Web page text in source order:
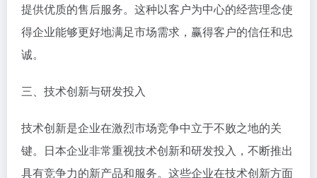
提供优质的售后服务。这种以客户为中心的经营理念使
得企业能够更好地满足市场需求，赢得客户的信任和忠
诚。
三、技术创新与研发投入
技术创新是企业在激烈市场竞争中立于不败之地的关
键。日本企业非常重视技术创新和研发投入，不断推出
具有竞争力的新产品和服务。这些企业在技术创新方面